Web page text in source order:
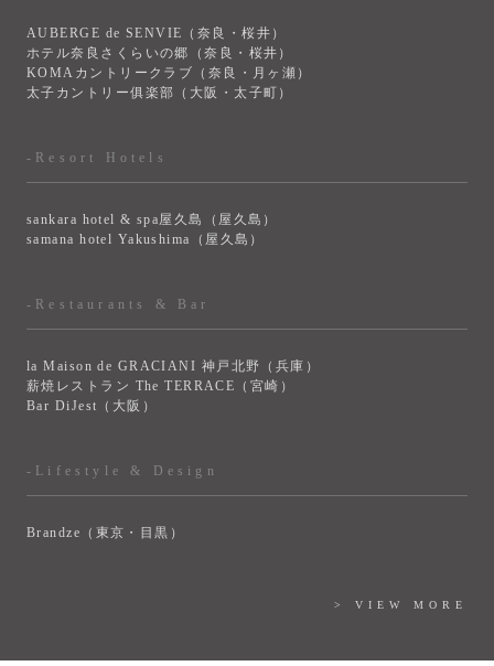
AUBERGE de SENVIE（奈良・桜井）
ホテル奈良さくらいの郷（奈良・桜井）
KOMAカントリークラブ（奈良・月ヶ瀬）
太子カントリー俱楽部（大阪・太子町）
-Resort Hotels
sankara hotel & spa屋久島（屋久島）
samana hotel Yakushima（屋久島）
-Restaurants & Bar
la Maison de GRACIANI 神戸北野（兵庫）
薪焼レストラン The TERRACE（宮崎）
Bar DiJest（大阪）
-Lifestyle & Design
Brandze（東京・目黒）
> VIEW MORE